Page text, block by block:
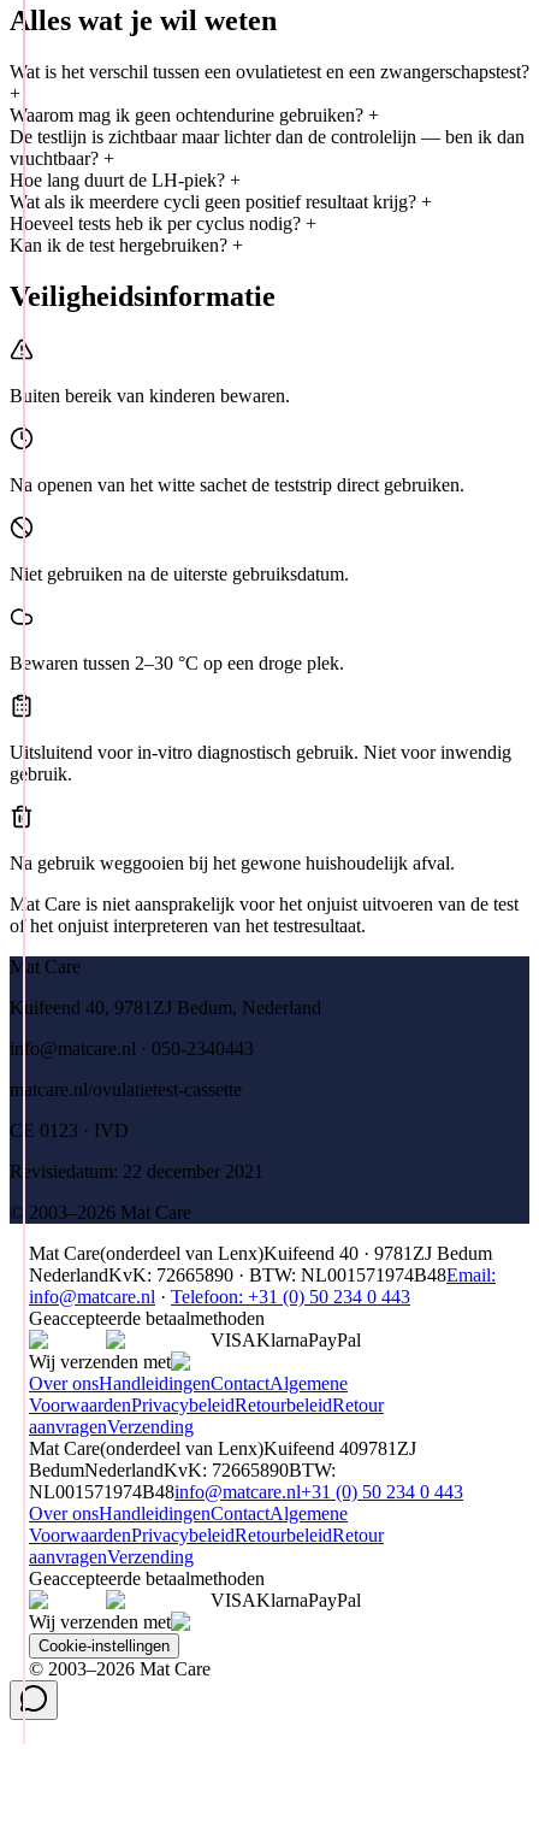
Alles wat je wil weten
Wat is het verschil tussen een ovulatietest en een zwangerschapstest?
+
Waarom mag ik geen ochtendurine gebruiken? +
De testlijn is zichtbaar maar lichter dan de controlelijn — ben ik dan
vruchtbaar? +
Hoe lang duurt de LH-piek? +
Wat als ik meerdere cycli geen positief resultaat krijg? +
Hoeveel tests heb ik per cyclus nodig? +
Kan ik de test hergebruiken? +
Veiligheidsinformatie
Buiten bereik van kinderen bewaren.
Na openen van het witte sachet de teststrip direct gebruiken.
Niet gebruiken na de uiterste gebruiksdatum.
Bewaren tussen 2–30 °C op een droge plek.
Uitsluitend voor in-vitro diagnostisch gebruik. Niet voor inwendig
gebruik.
Na gebruik weggooien bij het gewone huishoudelijk afval.
Mat Care is niet aansprakelijk voor het onjuist uitvoeren van de test
of het onjuist interpreteren van het testresultaat.
Mat Care
Kuifeend 40, 9781ZJ Bedum, Nederland
info@matcare.nl · 050-2340443
matcare.nl/ovulatietest-cassette
CE 0123 · IVD
Revisiedatum: 22 december 2021
© 2003–2026 Mat Care
Mat Care(onderdeel van Lenx)Kuifeend 40 · 9781ZJ Bedum
NederlandKvK: 72665890 · BTW: NL001571974B48Email:
info@matcare.nl · Telefoon: +31 (0) 50 234 0 443
Geaccepteerde betaalmethoden
VISAKlarnaPayPal
Wij verzenden met
Over onsHandleidingenContactAlgemene
VoorwaardenPrivacybeleidRetourbeleidRetour
aanvragenVerzending
Mat Care(onderdeel van Lenx)Kuifeend 409781ZJ
BedumNederlandKvK: 72665890BTW:
NL001571974B48info@matcare.nl+31 (0) 50 234 0 443
Over onsHandleidingenContactAlgemene
VoorwaardenPrivacybeleidRetourbeleidRetour
aanvragenVerzending
Geaccepteerde betaalmethoden
VISAKlarnaPayPal
Wij verzenden met
Cookie-instellingen
© 2003–2026 Mat Care